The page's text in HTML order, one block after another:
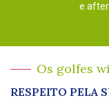
e
Os golfes
RESPEITO PELA